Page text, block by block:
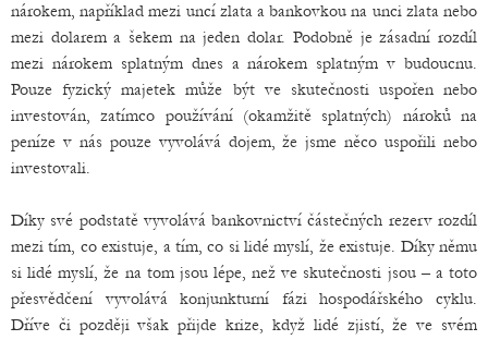
nárokem, například mezi uncí zlata a bankovkou na unci zlata nebo
mezi dolarem a šekem na jeden dolar. Podobně je zásadní rozdíl
mezi nárokem splatným dnes a nárokem splatným v budoucnu.
Pouze fyzický majetek může být ve skutečnosti uspořen nebo
investován, zatímco používání (okamžitě splatných) nároků na
peníze v nás pouze vyvolává dojem, že jsme něco uspořili nebo
investovali.
Díky své podstatě vyvolává bankovnictví částečných rezerv rozdíl
mezi tím, co existuje, a tím, co si lidé myslí, že existuje. Díky němu
si lidé myslí, že na tom jsou lépe, než ve skutečnosti jsou – a toto
přesvědčení vyvolává konjunkturní fázi hospodářského cyklu.
Dříve či později však přijde krize, když lidé zjistí, že ve svém